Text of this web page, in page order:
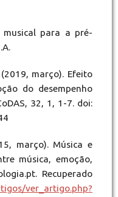
musical para a pré-
(2019, março). Efeito
do desempenho
32, 1, 1-7. doi:
março). Música e
música, emoção,
Recuperado
ver_artigo.php?